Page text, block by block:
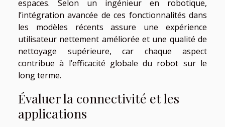
espaces. Selon un ingénieur en robotique,
l’intégration avancée de ces fonctionnalités dans
les modèles récents assure une expérience
utilisateur nettement améliorée et une qualité de
nettoyage supérieure, car chaque aspect
contribue à l’efficacité globale du robot sur le
long terme.
Évaluer la connectivité et les
applications